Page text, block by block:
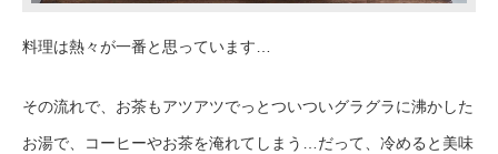
料理は熱々が一番と思っています…
その流れで、お茶もアツアツでっとついついグラグラに沸かした
お湯で、コーヒーやお茶を淹れてしまう…だって、冷めると美味